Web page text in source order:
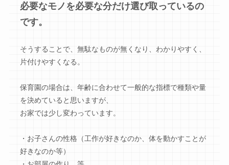
必要なモノを必要な分だけ選び取っているの
です。
そうすることで、無駄なものが無くなり、わかりやすく、
片付けやすくなる。
保育園の場合は、年齢に合わせて一般的な指標で種類や量
を決めていると思いますが、
お家では少し変わっています。
・お子さんの性格（工作が好きなのか、体を動かすことが
好きなのか等）